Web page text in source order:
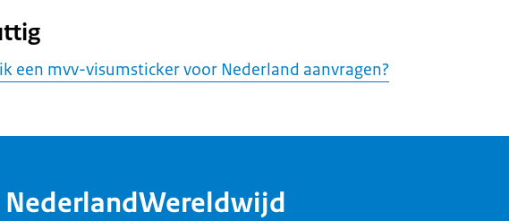
een mvv-visumsticker voor Nederland aanvragen?
NederlandWereldwijd